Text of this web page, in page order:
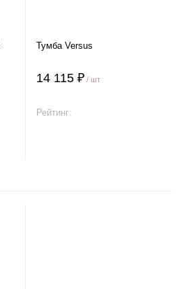
Тумба Versus
14 115 ₽ / шт
Рейтинг: